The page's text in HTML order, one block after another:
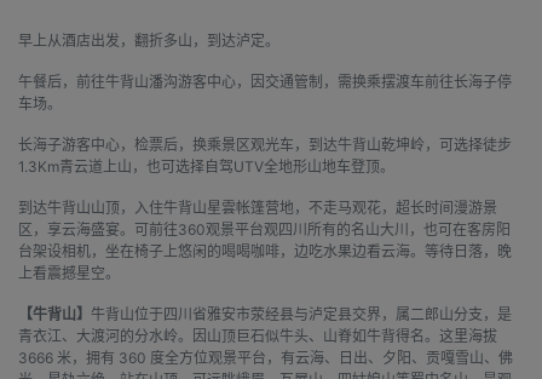
早上从酒店出发，翻折多山，到达泸定。
午餐后，前往牛背山潘沟游客中心，因交通管制，需换乘摆渡车前往长海子停
车场。
长海子游客中心，检票后，换乘景区观光车，到达牛背山乾坤岭，可选择徒步
1.3Km青云道上山，也可选择自驾UTV全地形山地车登顶。
到达牛背山山顶，入住牛背山星雲帐篷营地，不走马观花，超长时间漫游景
区，享云海盛宴。可前往360观景平台观四川所有的名山大川，也可在客房阳
台架设相机，坐在椅子上悠闲的喝喝咖啡，边吃水果边看云海。等待日落，晚
上看震撼星空。
【牛背山】 牛背山位于四川省雅安市荥经县与泸定县交界，属二郎山分支，是
青衣江、大渡河的分水岭。因山顶巨石似牛头、山脊如牛背得名。这里海拔
3666 米，拥有 360 度全方位观景平台，有云海、日出、夕阳、贡嘎雪山、佛